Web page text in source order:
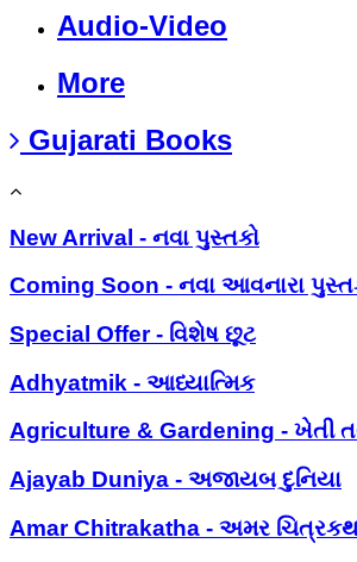
Audio-Video
More
Gujarati Books
New Arrival - નવા પુસ્તકો
Coming Soon - નવા આવનારા
Special Offer - વિશેષ છૂટ
Adhyatmik - આધ્યાત્મિક
Agriculture & Gardening - ખેતી
Ajayab Duniya - અજાયબ દુનિયા
Amar Chitrakatha - અમર